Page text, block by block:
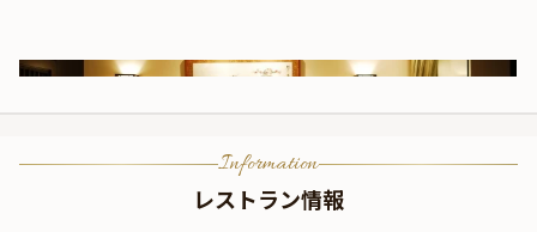
Information
レストラン情報